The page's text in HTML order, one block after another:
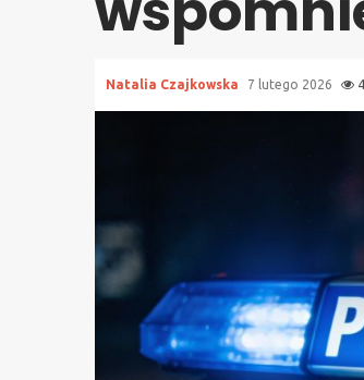
Natalia Czajkowska 7 lutego 2026